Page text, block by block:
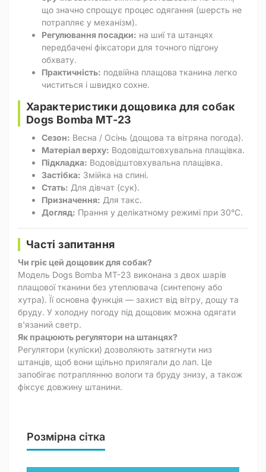
що значно спрощує процес одягання (шерсть не
потрапляє у механізм).
Регулювання посадки: на шиї та штанцях
передбачені фіксатори для точного підгону
обхвату.
Практичність: подвійна плащова тканина легко
чиститься і швидко сохне.
Характеристики дощовика для собак
Dogs Bomba MT-23
Сезон: Весна / Осінь (дощова та вітряна погода).
Матеріал верху: Водовідштовхувальна плащівка.
Підкладка: Водовідштовхувальна плащівка.
Застібка: Змійка на спині.
Стать: Для дівчат (сук).
Призначення: Для такс.
Догляд: Прання у делікатному режимі при 30°C.
Часті запитання
Чи гріє цей дощовик для собак?
Модель Dogs Bomba MT-23 виконана з двох шарів
плащової тканини без утеплювача (синтепону або
хутра). Її основна функція — захист від вітру, дощу та
бруду. У холодну погоду під дощовик можна одягати
в'язаний светр.
Як працюють регулятори на штанцях?
Регулятори (куліски) дозволяють затягнути низ
штанців, щоб вони щільно прилягали до лап. Це
запобігає потраплянню вологи та бруду знизу, а також
фіксує довжину штанини.
Розмірна сітка